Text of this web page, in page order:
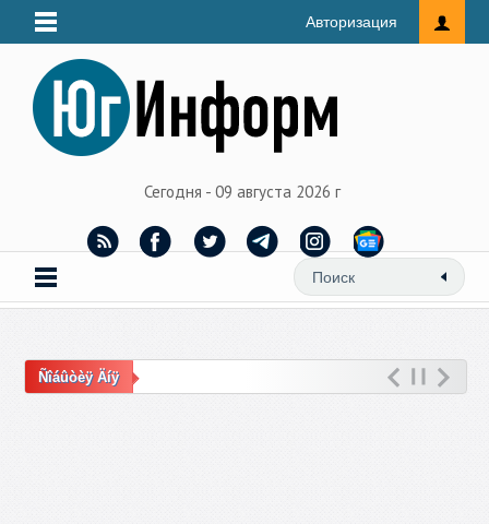
Авторизация
Сегодня - 09 августа 2026 г
Ñîáûòèÿ Äíÿ